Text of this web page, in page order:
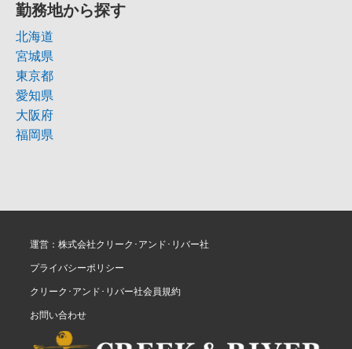
勤務地から探す
北海道
宮城県
東京都
愛知県
大阪府
福岡県
運営：株式会社クリーク･アンド･リバー社
プライバシーポリシー
クリーク･アンド･リバー社会員規約
お問い合わせ